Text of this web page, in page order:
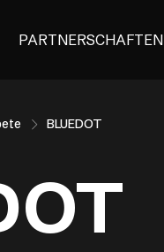
PARTNERSCHAFTEN
BLUEDOT